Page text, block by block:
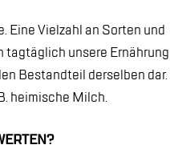
Eine Viel­zahl an Sor­ten und
tag­täg­lich un­se­re Er­näh­rung
Be­stand­teil der­sel­ben dar.
hei­mi­sche Milch.